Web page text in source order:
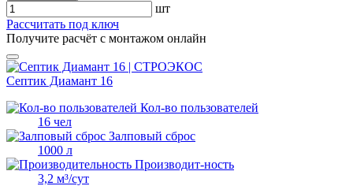
шт
Рассчитать под ключ
Получите расчёт с монтажом онлайн
Септик Диамант 16
Кол-во пользователей
16 чел
Залповый сброс
1000 л
Производит-ность
3,2 м³/сут